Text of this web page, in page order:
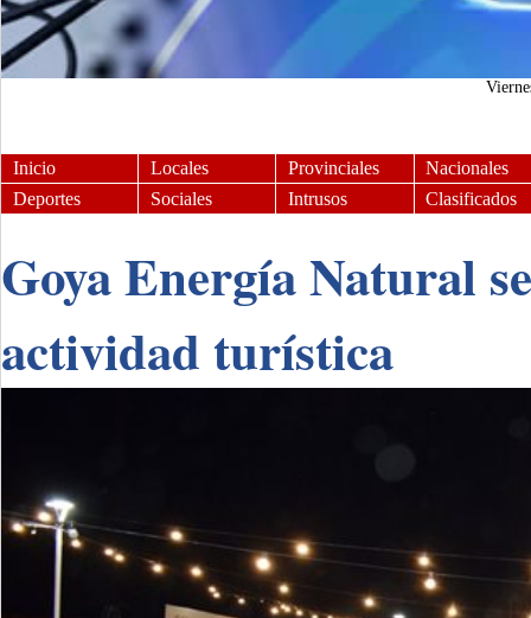
Inicio Locales Provinciales
Nacionales
Deportes
Sociales Intrusos Clasificados
Goya Energía Natural
actividad turística